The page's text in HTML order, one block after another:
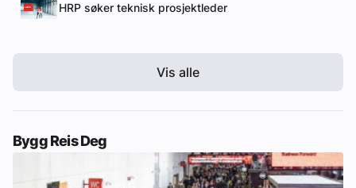
HRP søker teknisk prosjektleder
Vis alle
Bygg Reis Deg